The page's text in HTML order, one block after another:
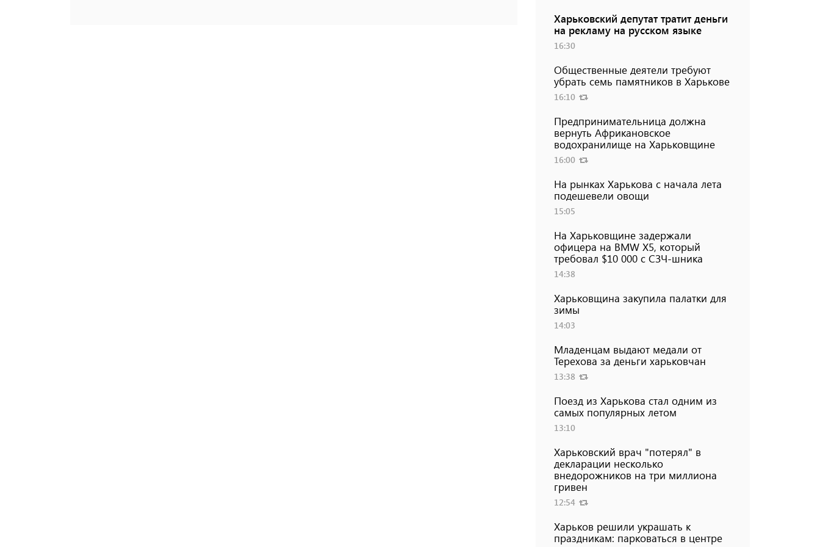
Харьковский депутат тратит деньги
на рекламу на русском языке
16:30
Общественные деятели требуют
убрать семь памятников в Харькове
16:10
Предпринимательница должна
вернуть Африкановское
водохранилище на Харьковщине
16:00
На рынках Харькова с начала лета
подешевели овощи
15:05
На Харьковщине задержали
офицера на BMW Х5, который
требовал $10 000 с СЗЧ-шника
14:38
Харьковщина закупила палатки для
зимы
14:03
Младенцам выдают медали от
Терехова за деньги харьковчан
13:38
Поезд из Харькова стал одним из
самых популярных летом
13:10
Харьковский врач "потерял" в
декларации несколько
внедорожников на три миллиона
гривен
12:54
Харьков решили украшать к
праздникам: парковаться в центре